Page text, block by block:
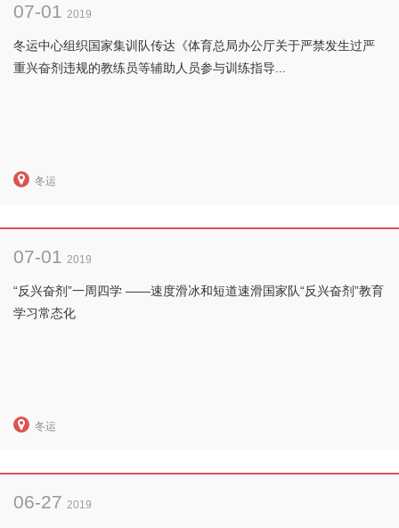
07-01 2019
冬运中心组织国家集训队传达《体育总局办公厅关于严禁发生过严
重兴奋剂违规的教练员等辅助人员参与训练指导...
冬运
07-01 2019
“反兴奋剂”一周四学 ——速度滑冰和短道速滑国家队“反兴奋剂”教育
学习常态化
冬运
06-27 2019